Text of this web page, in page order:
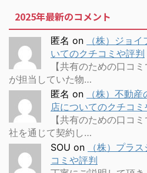
2025年最新のコメント
匿名 on
（株）ジョ
いてのクチコミや評判
【共有のための口コ
が担当していた物…
匿名 on
（株）不動
店についてのクチコミ
【共有のための口コ
社を通じて契約し…
SOU on
（株）プラ
コミや評判